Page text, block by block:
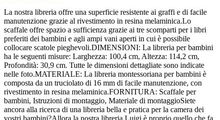
La nostra libreria offre una superficie resistente ai graffi e di facile
manutenzione grazie al rivestimento in resina melaminica.Lo
scaffale offre spazio a sufficienza grazie ai tre scomparti per i libri
preferiti dei bambini e agli ampi vani aperti in cui è possibile
collocare scatole pieghevoli.DIMENSIONI: La libreria per bambini
ha le seguenti misure: Larghezza: 100,4 cm, Altezza: 114,2 cm,
Profondità: 30,9 cm. Tutte le dimensioni dettagliate sono indicate
nelle foto.MATERIALE: La libreria montessoriana per bambini è
composta da un truciolato di 16 mm di facile manutenzione, con
rivestimento in resina melaminica.FORNITURA: Scaffale per
bambini, Istruzioni di montaggio, Materiale di montaggioSiete
ancora alla ricerca di una libreria bella e pratica per la camera dei
vostri bambini?Allora la nostra libreria Luigi è proprio quello che fa